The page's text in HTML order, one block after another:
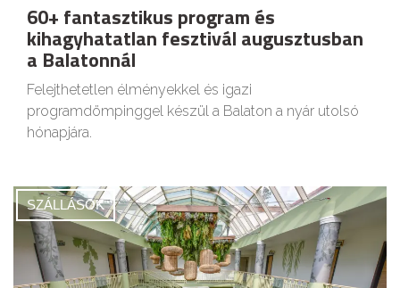
60+ fantasztikus program és
kihagyhatatlan fesztivál augusztusban
a Balatonnál
Felejthetetlen élményekkel és igazi
programdömpinggel készül a Balaton a nyár utolsó
hónapjára.
SZÁLLÁSOK